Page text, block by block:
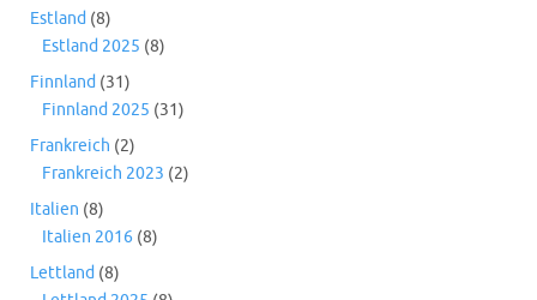
Estland (8)
Estland 2025 (8)
Finnland (31)
Finnland 2025 (31)
Frankreich (2)
Frankreich 2023 (2)
Italien (8)
Italien 2016 (8)
Lettland (8)